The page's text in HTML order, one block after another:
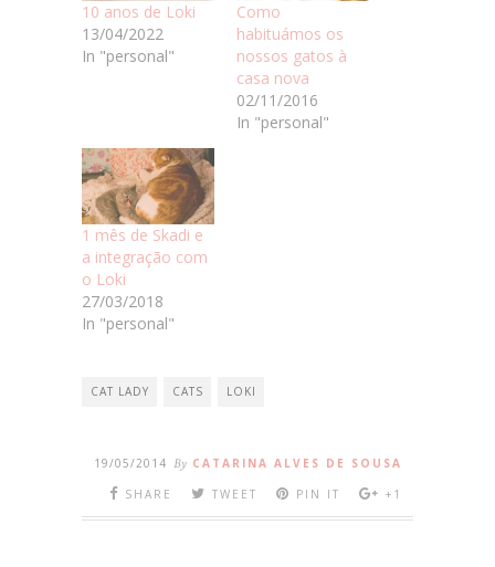
10 anos de Loki
13/04/2022
In "personal"
Como
habituámos os
nossos gatos à
casa nova
02/11/2016
In "personal"
1 mês de Skadi e
a integração com
o Loki
27/03/2018
In "personal"
CAT LADY CATS LOKI
19/05/2014 By CATARINA ALVES DE SOUSA
SHARE
TWEET PIN IT +1